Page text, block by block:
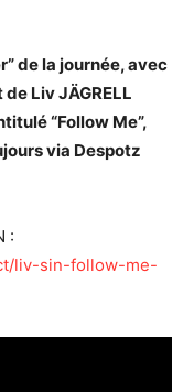
de la journée, avec
Liv JÄGRELL
“Follow Me”,
via Despotz
:
liv-sin-follow-me-